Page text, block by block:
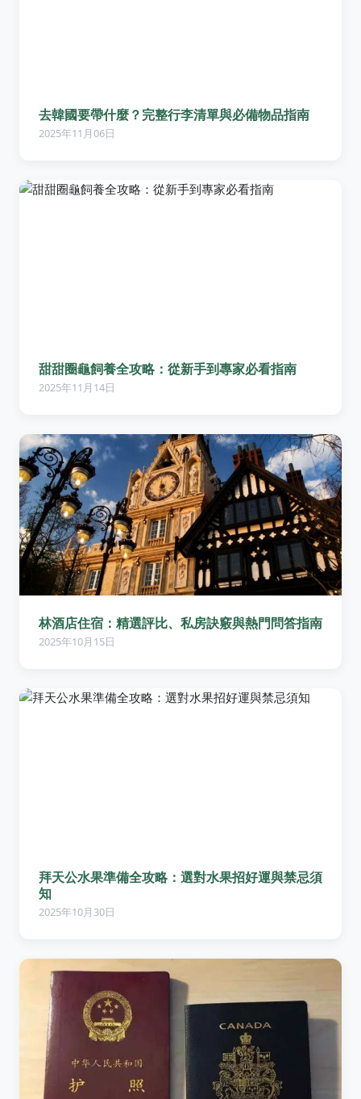
去韓國要帶什麼？完整行李清單與必備物品指南
2025年11月06日
甜甜圈龜飼養全攻略：從新手到專家必看指南
2025年11月14日
林酒店住宿：精選評比、私房訣竅與熱門問答指南
2025年10月15日
拜天公水果準備全攻略：選對水果招好運與禁忌須
知
2025年10月30日